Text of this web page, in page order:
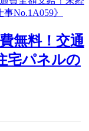
無料！交通
宅パネルの